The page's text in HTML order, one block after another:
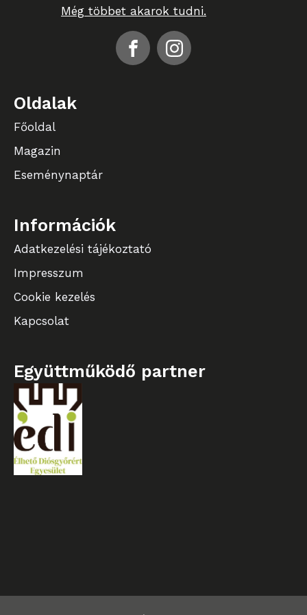
Még többet akarok tudni.
Oldalak
Főoldal
Magazin
Eseménynaptár
Információk
Adatkezelési tájékoztató
Impresszum
Cookie kezelés
Kapcsolat
Együttműködő partner